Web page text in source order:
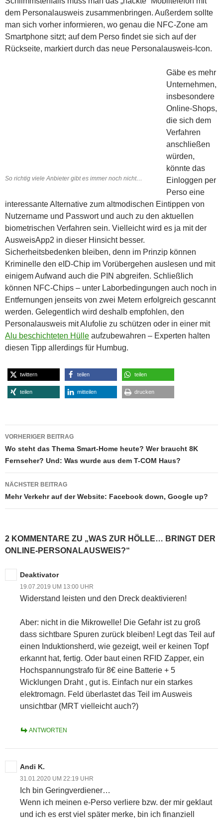
dem Personalausweis zusammenbringen. Außerdem sollte
man sich vorher informieren, wo genau die NFC-Zone am
Smartphone sitzt; auf dem Perso findet sie sich auf der
Rückseite, markiert durch das neue Personalausweis-Icon.
So richtig viele Anbieter gibt es immer noch nicht…
Gäbe es mehr
Unternehmen,
insbesondere
Online-Shops,
die sich dem
Verfahren
anschließen
würden,
könnte das
Einloggen per
Perso eine
interessante Alternative zum altmodischen Eintippen von
Nutzername und Passwort und auch zu den aktuellen
biometrischen Verfahren sein. Vielleicht wird es ja mit der
AusweisApp2 in dieser Hinsicht besser.
Sicherheitsbedenken bleiben, denn im Prinzip können
Kriminelle den eID-Chip im Vorübergehen auslesen und mit
einigem Aufwand auch die PIN abgreifen. Schließlich
können NFC-Chips – unter Laborbedingungen auch noch in
Entfernungen jenseits von zwei Metern erfolgreich gescannt
werden. Gelegentlich wird deshalb empfohlen, den
Personalausweis mit Alufolie zu schützen oder in einer mit
Alu beschichteten Hülle aufzubewahren – Experten halten
diesen Tipp allerdings für Humbug.
twittern teilen teilen
teilen mitteilen drucken
Beitragsnavigation
VORHERIGER BEITRAG
Wo steht das Thema Smart-Home heute? Wer braucht 8K
Fernseher? Und: Was wurde aus dem T-COM Haus?
NÄCHSTER BEITRAG
Mehr Verkehr auf der Website: Facebook down, Google up?
2 KOMMENTARE ZU „WAS ZUR HÖLLE… BRINGT DER
ONLINE-PERSONALAUSWEIS?“
Deaktivator
19.07.2019 UM 13:00 UHR
Widerstand leisten und den Dreck deaktivieren!
Aber: nicht in die Mikrowelle! Die Gefahr ist zu groß
dass sichtbare Spuren zurück bleiben! Legt das Teil auf
einen Induktionsherd, wie gezeigt, weil er keinen Topf
erkannt hat, fertig. Oder baut einen RFID Zapper, ein
Hochspannungstrafo für 8€ eine Batterie + 5
Wicklungen Draht , gut is. Einfach nur ein starkes
elektromagn. Feld überlastet das Teil im Ausweis
unsichtbar (MRT vielleicht auch?)
ANTWORTEN
Andi K.
31.01.2020 UM 22:19 UHR
Ich bin Geringverdiener…
Wenn ich meinen e-Perso verliere bzw. der mir geklaut
und ich es erst viel später merke, bin ich finanziell